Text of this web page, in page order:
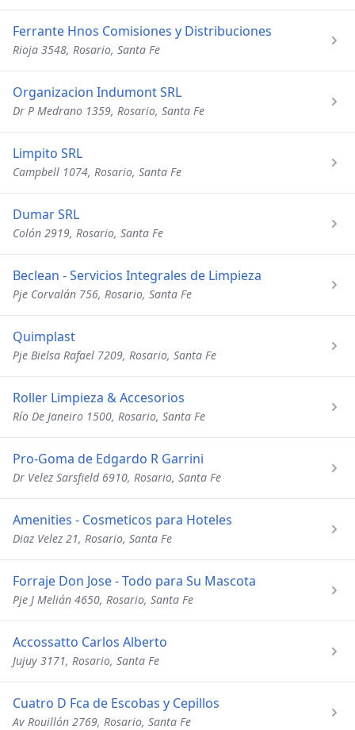
Ferrante Hnos Comisiones y Distribuciones
Rioja 3548, Rosario, Santa Fe
Organizacion Indumont SRL
Dr P Medrano 1359, Rosario, Santa Fe
Limpito SRL
Campbell 1074, Rosario, Santa Fe
Dumar SRL
Colón 2919, Rosario, Santa Fe
Beclean - Servicios Integrales de Limpieza
Pje Corvalán 756, Rosario, Santa Fe
Quimplast
Pje Bielsa Rafael 7209, Rosario, Santa Fe
Roller Limpieza & Accesorios
Río De Janeiro 1500, Rosario, Santa Fe
Pro-Goma de Edgardo R Garrini
Dr Velez Sarsfield 6910, Rosario, Santa Fe
Amenities - Cosmeticos para Hoteles
Diaz Velez 21, Rosario, Santa Fe
Forraje Don Jose - Todo para Su Mascota
Pje J Melián 4650, Rosario, Santa Fe
Accossatto Carlos Alberto
Jujuy 3171, Rosario, Santa Fe
Cuatro D Fca de Escobas y Cepillos
Av Rouillón 2769, Rosario, Santa Fe